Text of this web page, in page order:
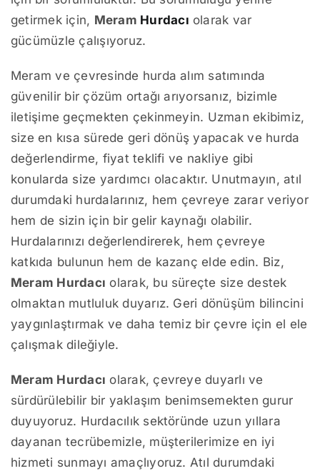
getirmek için, Meram Hurdacı olarak var
gücümüzle çalışıyoruz.
Meram ve çevresinde hurda alım satımında
güvenilir bir çözüm ortağı arıyorsanız, bizimle
iletişime geçmekten çekinmeyin. Uzman ekibimiz,
size en kısa sürede geri dönüş yapacak ve hurda
değerlendirme, fiyat teklifi ve nakliye gibi
konularda size yardımcı olacaktır. Unutmayın, atıl
durumdaki hurdalarınız, hem çevreye zarar veriyor
hem de sizin için bir gelir kaynağı olabilir.
Hurdalarınızı değerlendirerek, hem çevreye
katkıda bulunun hem de kazanç elde edin. Biz,
Meram Hurdacı olarak, bu süreçte size destek
olmaktan mutluluk duyarız. Geri dönüşüm bilincini
yaygınlaştırmak ve daha temiz bir çevre için el ele
çalışmak dileğiyle.
Meram Hurdacı olarak, çevreye duyarlı ve
sürdürülebilir bir yaklaşım benimsemekten gurur
duyuyoruz. Hurdacılık sektöründe uzun yıllara
dayanan tecrübemizle, müşterilerimize en iyi
hizmeti sunmayı amaçlıyoruz. Atıl durumdaki